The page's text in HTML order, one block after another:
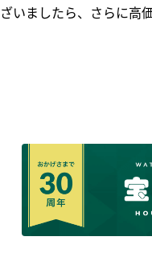
いましたら、さらに高